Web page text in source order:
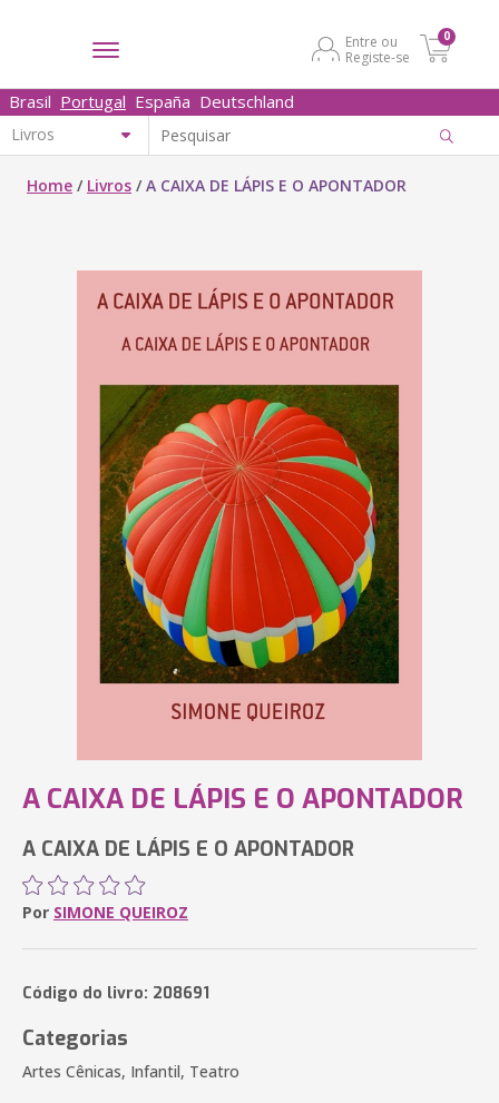
Entre ou
Registe-se
0
Brasil Portugal España Deutschland
Home / Livros /A CAIXA DE LÁPIS E O APONTADOR
A CAIXA DE LÁPIS E O APONTADOR
A CAIXA DE LÁPIS E O APONTADOR
Por SIMONE QUEIROZ
Código do livro: 208691
Categorias
Artes Cênicas, Infantil, Teatro